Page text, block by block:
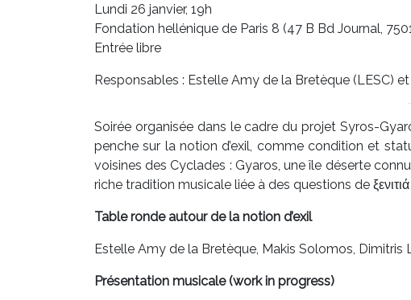
Lundi 26 janvier, 19h
Fondation hellénique de Paris 8 (47 B Bd Journal,
Entrée libre
Responsables : Estelle Amy de la Bretèque (LESC)
Soirée organisée dans le cadre du projet Syros-
penche sur la notion d’exil, comme condition et
voisines des Cyclades : Gyaros, une île déserte
riche tradition musicale liée à des questions de
Table ronde autour de la notion d’exil
Estelle Amy de la Bretèque, Makis Solomos,
Présentation musicale (work in progress)